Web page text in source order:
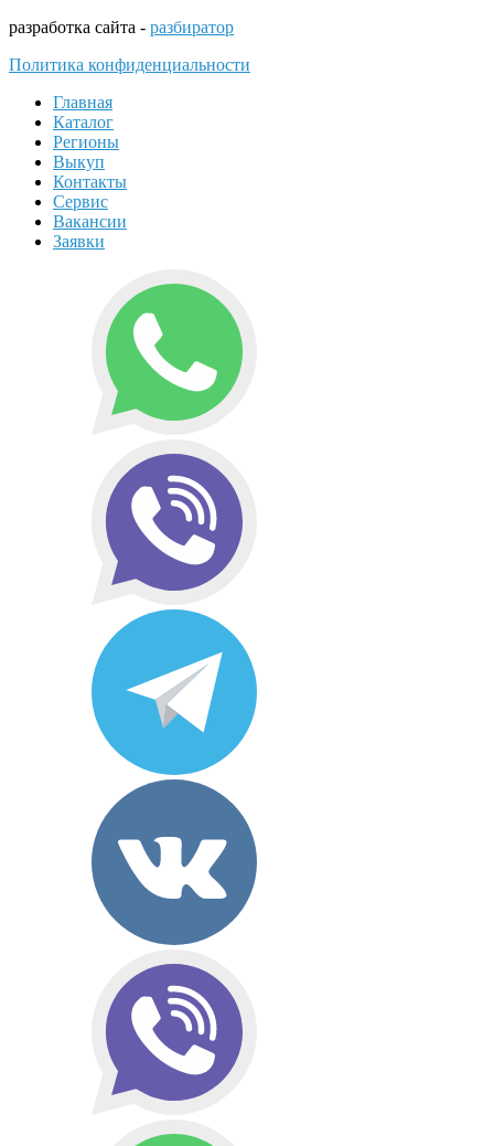
разработка сайта - разбиратор
Политика конфиденциальности
Главная
Каталог
Регионы
Выкуп
Контакты
Сервис
Вакансии
Заявки